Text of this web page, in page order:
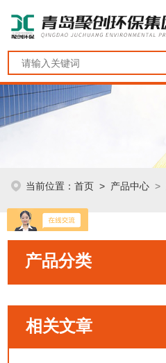
当前位置：首页 > 产品中心 >
产品分类
相关文章